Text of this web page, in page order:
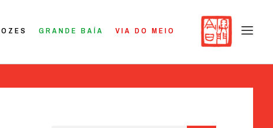
GRANDE BAÍA VIA DO MEIO